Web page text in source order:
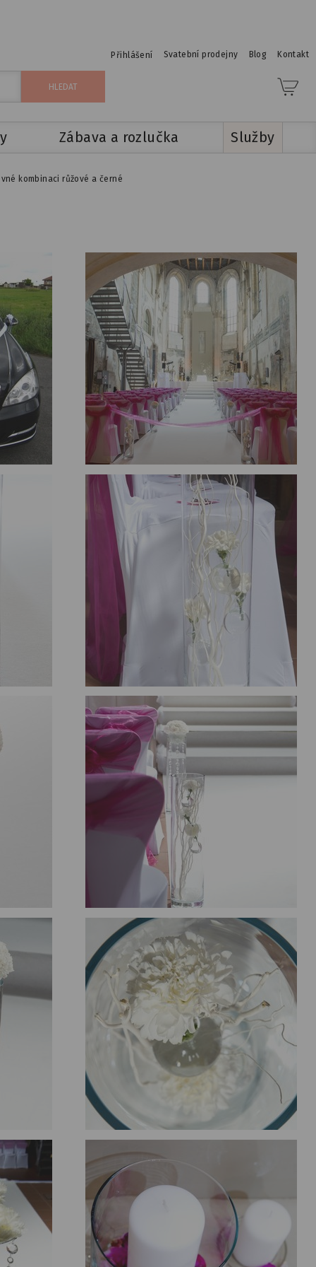
Přihlášení Svatební prodejny Blog Kontakt
Zábava a rozlučka Služby
kombinaci růžové a černé